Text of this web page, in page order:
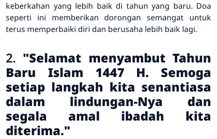
keberkahan yang lebih baik di tahun yang baru. Doa
seperti ini memberikan dorongan semangat untuk
terus memperbaiki diri dan berusaha lebih baik lagi.
2. "Selamat menyambut Tahun
Baru Islam 1447 H. Semoga
setiap langkah kita senantiasa
dalam lindungan-Nya dan
segala amal ibadah kita
diterima."